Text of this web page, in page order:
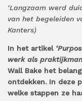
‘Langzaam werd
van het begeleiden
Kanters)
In het artikel
werk als
Wall Bake het
ontdekken. In deze
welke stappen ze